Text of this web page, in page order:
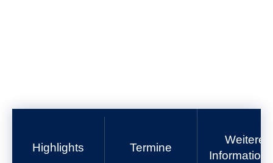
Buchungsbedingungen
Datenschutz
Highlights Termine
Weitere